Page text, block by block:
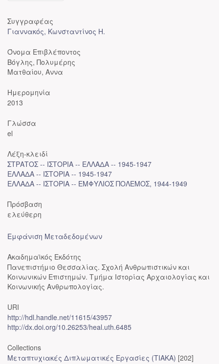
Συγγραφέας
Γιαννακός, Κωνσταντίνος Η.
Όνομα Επιβλέποντος
Βόγλης, Πολυμέρης
Ματθαίου, Αννα
Ημερομηνία
2013
Γλώσσα
el
Λέξη-κλειδί
ΣΤΡΑΤΟΣ -- ΙΣΤΟΡΙΑ -- ΕΛΛΑΔΑ -- 1945-1947
ΕΛΛΑΔΑ -- ΙΣΤΟΡΙΑ -- 1945-1947
ΕΛΛΑΔΑ -- ΙΣΤΟΡΙΑ -- ΕΜΦΥΛΙΟΣ ΠΟΛΕΜΟΣ, 1944-1949
Πρόσβαση
ελεύθερη
Εμφάνιση Μεταδεδομένων
Ακαδημαϊκός Εκδότης
Πανεπιστήμιο Θεσσαλίας. Σχολή Ανθρωπιστικών και
Κοινωνικών Επιστημών. Τμήμα Ιστορίας Αρχαιολογίας και
Κοινωνικής Ανθρωπολογίας.
URI
http://hdl.handle.net/11615/43957
http://dx.doi.org/10.26253/heal.uth.6485
Collections
Μεταπτυχιακές Διπλωματικές Εργασίες (ΤΙΑΚΑ) [202]